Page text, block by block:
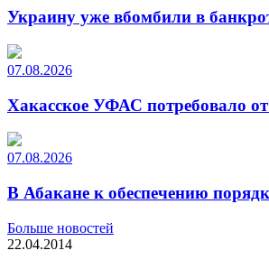
Украину уже вбомбили в
07.08.2026
Хакасское УФАС потребовало
07.08.2026
В Абакане к обеспечению
Больше новостей
22.04.2014